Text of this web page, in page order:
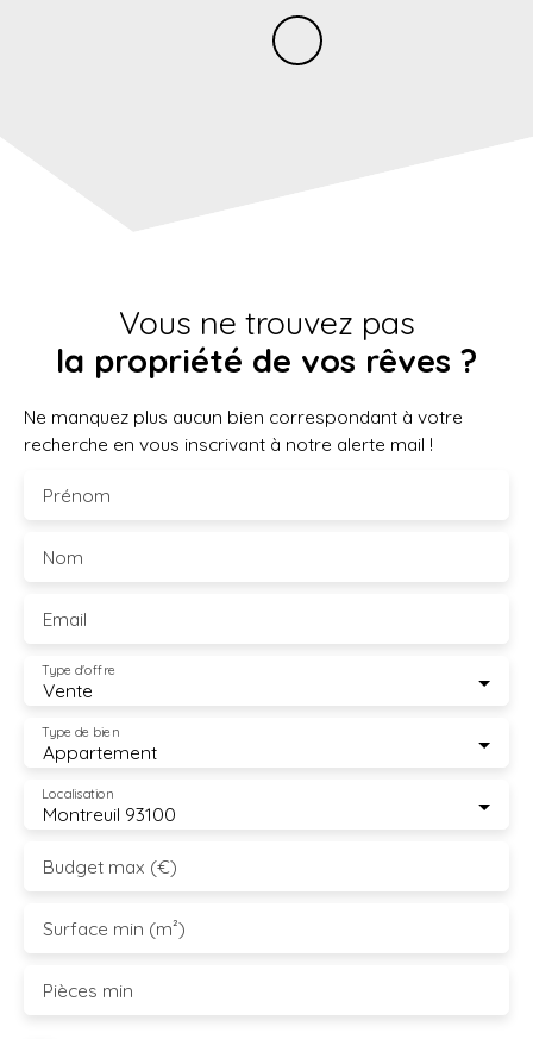
Vous ne trouvez pas
la propriété de vos rêves ?
Ne manquez plus aucun bien correspondant à votre
recherche en vous inscrivant à notre alerte mail !
Prénom
Nom
Email
Vente
Type d'offre
Appartement
Type de bien
Montreuil 93100
Localisation
Budget max (€)
Surface min (m²)
Pièces min